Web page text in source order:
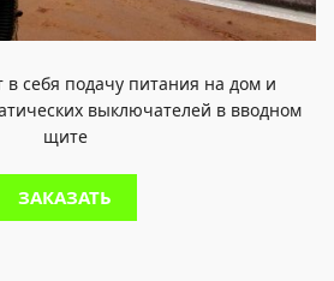
себя подачу питания на дом и
выключателей в вводном
щите
ЗАКАЗАТЬ